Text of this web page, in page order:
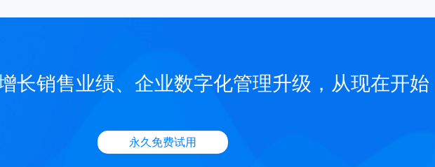
长销售业绩、企业数字化管理升级，从现在开始
永久免费试用